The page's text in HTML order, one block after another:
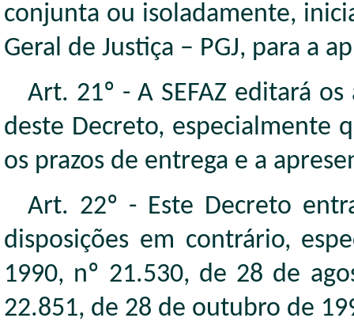
conjunta ou isoladamente,
Geral de Justiça – PGJ, para a
Art. 21º - A SEFAZ editará
deste Decreto, especialmente
os prazos de entrega e a
Art. 22º - Este Decreto
disposições em contrário,
1990, nº 21.530, de 28 de
22.851, de 28 de outubro de